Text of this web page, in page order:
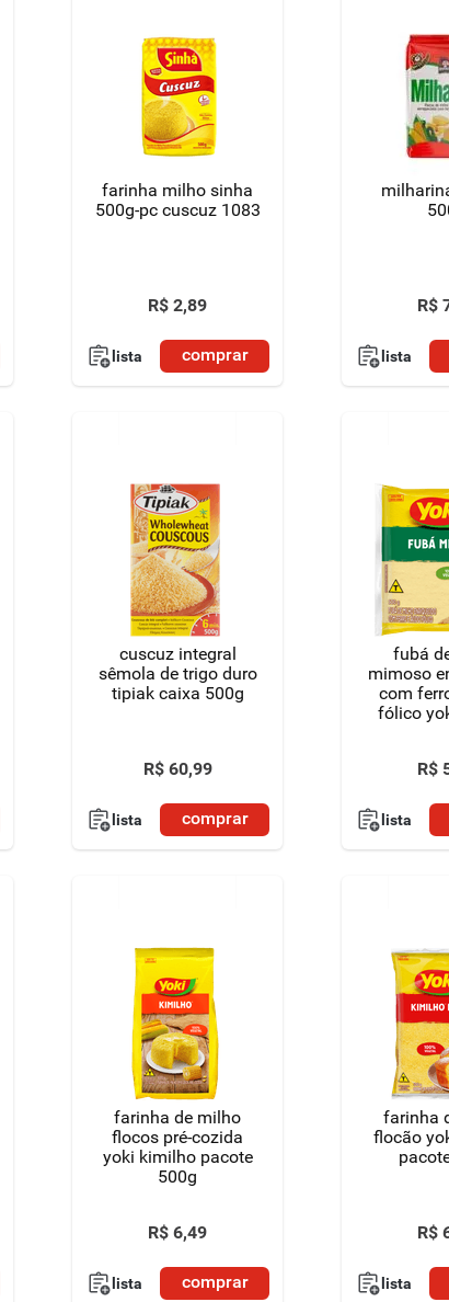
farinha milho sinha
500g-pc cuscuz 1083
R$ 2,89
lista comprar
R$
lista
cuscuz integral
sêmola de trigo duro
tipiak caixa 500g
R$ 60,99
lista comprar
fubá
mimoso
com
fólico
R$
lista
farinha de milho
flocos pré-cozida
yoki kimilho pacote
500g
R$ 6,49
lista comprar
farinha
flocão
R$
lista